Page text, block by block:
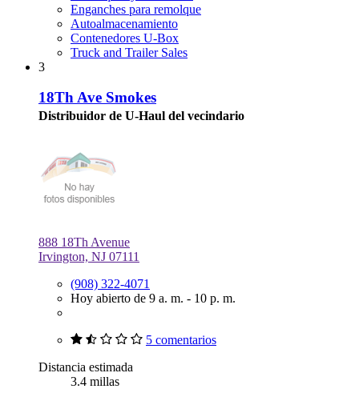
Enganches para remolque
Autoalmacenamiento
Contenedores U-Box
Truck and Trailer Sales
3
18Th Ave Smokes
Distribuidor de U-Haul del vecindario
888 18Th Avenue
Irvington, NJ 07111
(908) 322-4071
Hoy abierto de 9 a. m. - 10 p. m.
5 comentarios
Distancia estimada
3.4 millas